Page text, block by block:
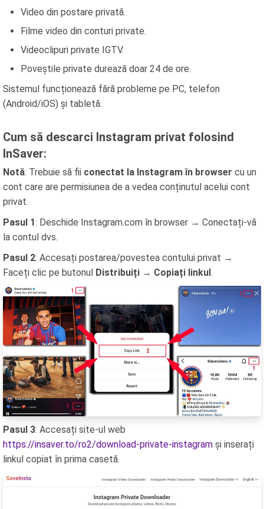
Video din postare privată.
Filme video din conturi private.
Videoclipuri private IGTV.
Poveștile private durează doar 24 de ore.
Sistemul funcționează fără probleme pe PC, telefon
(Android/iOS) și tabletă.
Cum să descarci Instagram privat folosind
InSaver:
Notă: Trebuie să fii conectat la Instagram în browser cu un
cont care are permisiunea de a vedea conținutul acelui cont
privat.
Pasul 1: Deschide Instagram.com în browser → Conectați-vă
la contul dvs.
Pasul 2: Accesați postarea/povestea contului privat →
Faceți clic pe butonul Distribuiți → Copiați linkul.
Pasul 3: Accesați site-ul web
https://insaver.to/ro2/download-private-instagram și inserați
linkul copiat în prima casetă.